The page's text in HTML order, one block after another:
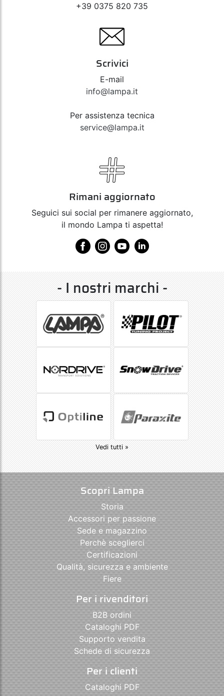
+39 0375 820 735
Scrivici
E-mail
info@lampa.it
Per assistenza tecnica
service@lampa.it
Rimani aggiornato
Seguici sui social per rimanere aggiornato,
il mondo Lampa ti aspetta!
- I nostri marchi -
Vedi tutti »
Scopri Lampa
Storia
Accessori per passione
Sede e magazzino
Perchè sceglierci
Certificazioni
Qualità, sicurezza e ambiente
Fiere
Per i rivenditori
B2B ordini
Cataloghi PDF
Supporto vendita
Schede di sicurezza
Per i clienti
Cataloghi PDF